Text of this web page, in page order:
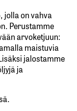
jolla on vahva
Perustamme
arvoketjuun:
maistuvia
jalostamme
ja